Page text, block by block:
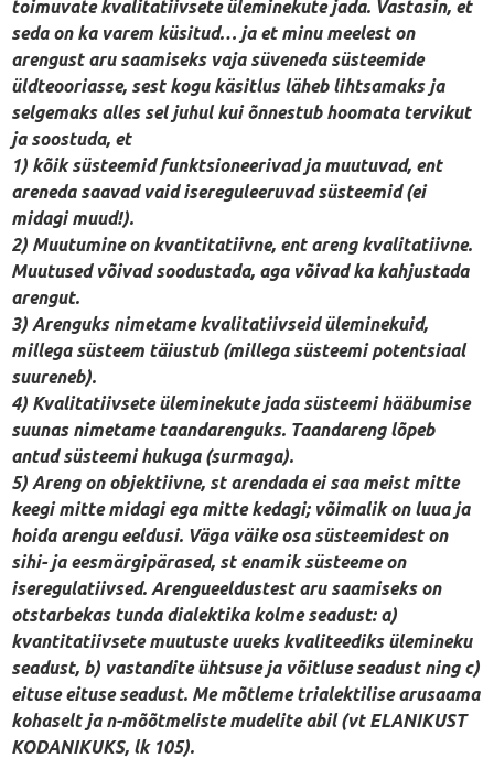
toimuvate kvalitatiivsete üleminekute jada. Vastasin, et
seda on ka varem küsitud… ja et minu meelest on
arengust aru saamiseks vaja süveneda süsteemide
üldteooriasse, sest kogu käsitlus läheb lihtsamaks ja
selgemaks alles sel juhul kui õnnestub hoomata tervikut
ja soostuda, et
1) kõik süsteemid funktsioneerivad ja muutuvad, ent
areneda saavad vaid isereguleeruvad süsteemid (ei
midagi muud!).
2) Muutumine on kvantitatiivne, ent areng kvalitatiivne.
Muutused võivad soodustada, aga võivad ka kahjustada
arengut.
3) Arenguks nimetame kvalitatiivseid üleminekuid,
millega süsteem täiustub (millega süsteemi potentsiaal
suureneb).
4) Kvalitatiivsete üleminekute jada süsteemi hääbumise
suunas nimetame taandarenguks. Taandareng lõpeb
antud süsteemi hukuga (surmaga).
5) Areng on objektiivne, st arendada ei saa meist mitte
keegi mitte midagi ega mitte kedagi; võimalik on luua ja
hoida arengu eeldusi. Väga väike osa süsteemidest on
sihi- ja eesmärgipärased, st enamik süsteeme on
iseregulatiivsed. Arengueeldustest aru saamiseks on
otstarbekas tunda dialektika kolme seadust: a)
kvantitatiivsete muutuste uueks kvaliteediks ülemineku
seadust, b) vastandite ühtsuse ja võitluse seadust ning c)
eituse eituse seadust. Me mõtleme trialektilise arusaama
kohaselt ja n-mõõtmeliste mudelite abil (vt ELANIKUST
KODANIKUKS, lk 105).